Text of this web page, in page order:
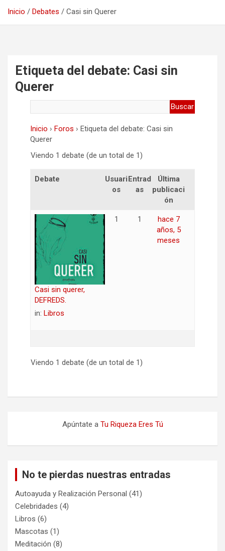
Inicio Debates Casi sin Querer
Etiqueta del debate: Casi sin
Querer
Inicio › Foros › Etiqueta del debate: Casi sin
Querer
Viendo 1 debate (de un total de 1)
Debate
Usuari
os
Entrad
as
Última
publicaci
ón
Casi sin querer,
DEFREDS.
in: Libros
1 1
hace 7
años, 5
meses
Viendo 1 debate (de un total de 1)
Apúntate a Tu Riqueza Eres Tú
No te pierdas nuestras entradas
Autoayuda y Realización Personal (41)
Celebridades (4)
Libros (6)
Mascotas (1)
Meditación (8)